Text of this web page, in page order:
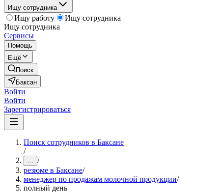
Ищу сотрудника
Ищу работу
Ищу сотрудника
Ищу сотрудника
Сервисы
Помощь
Ещё
Поиск
Баксан
Войти
Войти
Зарегистрироваться
Поиск сотрудников в Баксане
/
... /
резюме в Баксане/
менеджер по продажам молочной продукции/
полный день